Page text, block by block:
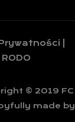
|
© 2019 FC
made by